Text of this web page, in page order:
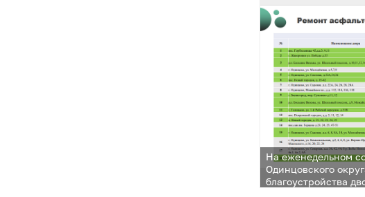
На еженедельном
Одинцовского
благоустройства